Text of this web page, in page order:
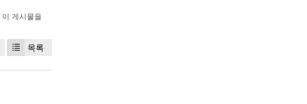
이 게시물을
목록